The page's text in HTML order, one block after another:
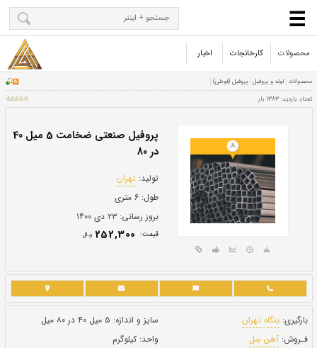
محصولات کارخانجات اخبار
در 80
تولید:تهران
طول: